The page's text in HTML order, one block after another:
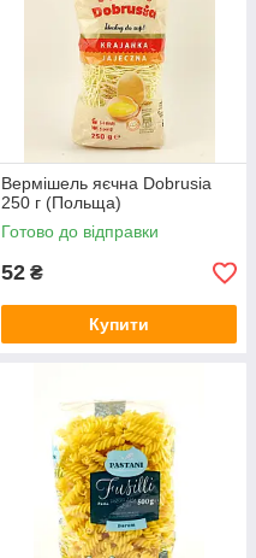
Вермішель яєчна Dobrusia
250 г (Польща)
Готово до відправки
52 ₴
Купити